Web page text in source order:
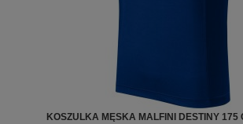
KOSZULKA MĘSKA MALFINI DESTINY 175